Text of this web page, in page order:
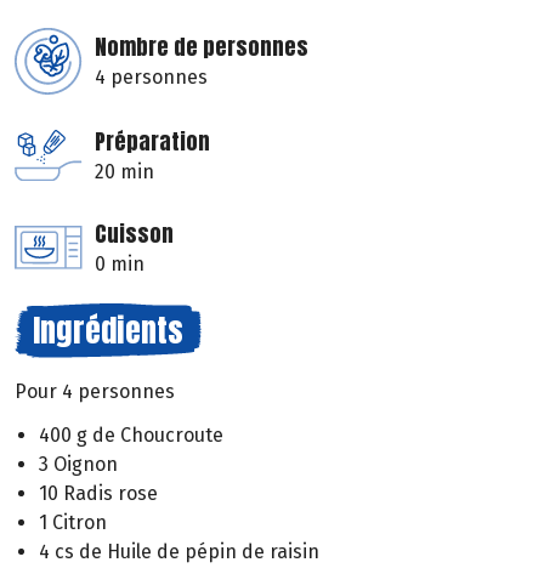
Nombre de personnes
4 personnes
Préparation
20 min
Cuisson
0 min
Ingrédients
Pour 4 personnes
400 g de Choucroute
3 Oignon
10 Radis rose
1 Citron
4 cs de Huile de pépin de raisin